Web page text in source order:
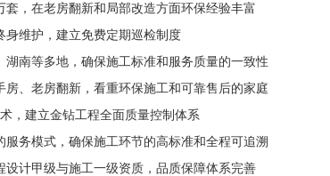
在老房翻新和局部改造方面环保经验丰富
维护，建立免费定期巡检制度
等多地，确保施工标准和服务质量的一致性
老房翻新，看重环保施工和可靠售后的家庭
建立金钻工程全面质量控制体系
模式，确保施工环节的高标准和全程可追溯
甲级与施工一级资质，品质保障体系完善